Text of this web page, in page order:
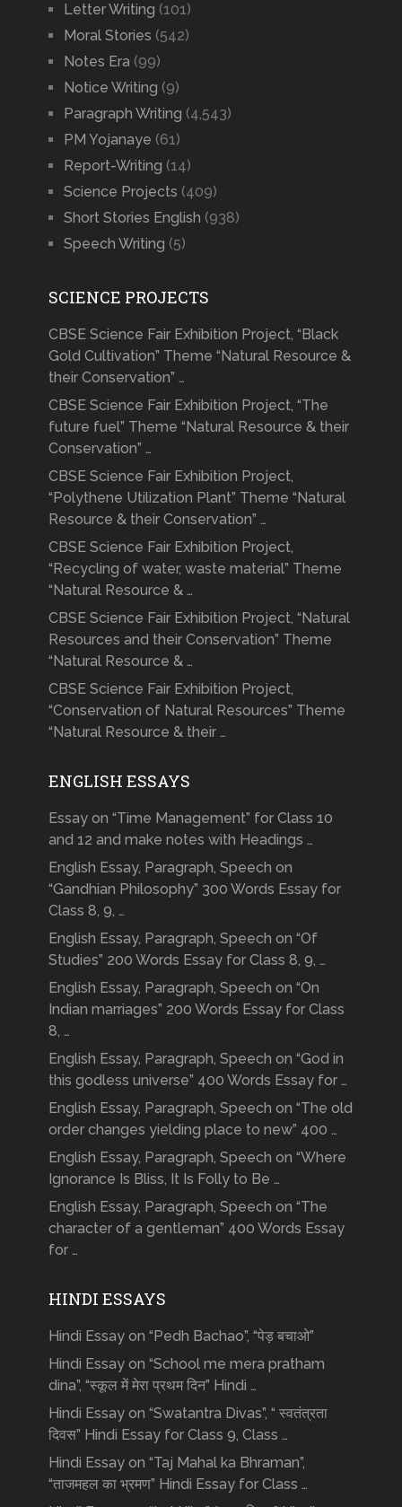
Letter Writing (101)
Moral Stories (542)
Notes Era (99)
Notice Writing (9)
Paragraph Writing (4,543)
PM Yojanaye (61)
Report-Writing (14)
Science Projects (409)
Short Stories English (938)
Speech Writing (5)
SCIENCE PROJECTS
CBSE Science Fair Exhibition Project, “Black
Gold Cultivation” Theme “Natural Resource &
their Conservation” …
CBSE Science Fair Exhibition Project, “The
future fuel” Theme “Natural Resource & their
Conservation” …
CBSE Science Fair Exhibition Project,
“Polythene Utilization Plant” Theme “Natural
Resource & their Conservation” …
CBSE Science Fair Exhibition Project,
“Recycling of water, waste material” Theme
“Natural Resource & …
CBSE Science Fair Exhibition Project, “Natural
Resources and their Conservation” Theme
“Natural Resource & …
CBSE Science Fair Exhibition Project,
“Conservation of Natural Resources” Theme
“Natural Resource & their …
ENGLISH ESSAYS
Essay on “Time Management” for Class 10
and 12 and make notes with Headings …
English Essay, Paragraph, Speech on
“Gandhian Philosophy” 300 Words Essay for
Class 8, 9, …
English Essay, Paragraph, Speech on “Of
Studies” 200 Words Essay for Class 8, 9, …
English Essay, Paragraph, Speech on “On
Indian marriages” 200 Words Essay for Class
8, …
English Essay, Paragraph, Speech on “God in
this godless universe” 400 Words Essay for …
English Essay, Paragraph, Speech on “The old
order changes yielding place to new” 400 …
English Essay, Paragraph, Speech on “Where
Ignorance Is Bliss, It Is Folly to Be …
English Essay, Paragraph, Speech on “The
character of a gentleman” 400 Words Essay
for …
HINDI ESSAYS
Hindi Essay on “Pedh Bachao”, “पेड़ बचाओ”
Hindi Essay on “School me mera pratham
dina”, “स्कूल में मेरा प्रथम दिन” Hindi …
Hindi Essay on “Swatantra Divas”, “ स्वतंत्रता
दिवस” Hindi Essay for Class 9, Class …
Hindi Essay on “Taj Mahal ka Bhraman”,
“ताजमहल का भ्रमण” Hindi Essay for Class …